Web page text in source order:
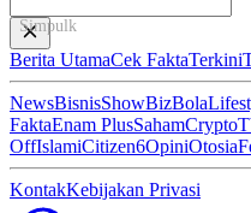
Simpulkan Artike
Berita UtamaCek FaktaTerkini
NewsBisnisShowBizBola
FaktaEnam PlusSahamCrypto
OffIslamiCitizen6OpiniOtosia
KontakKebijakan Privasi